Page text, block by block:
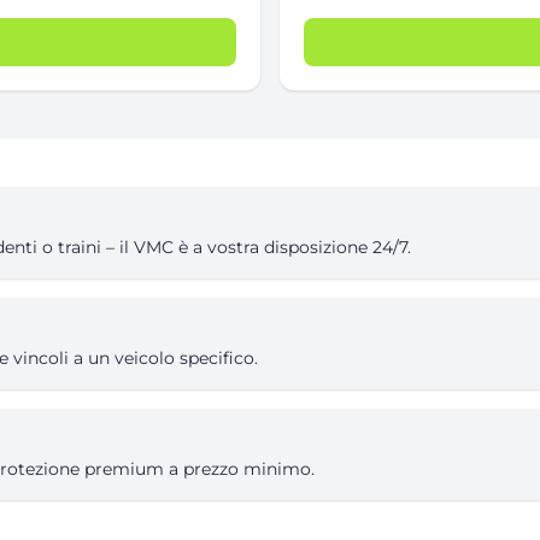
o traini – il VMC è a vostra disposizione 24/7.
vincoli a un veicolo specifico.
premium a prezzo minimo.